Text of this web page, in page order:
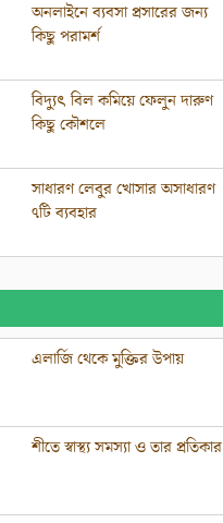
অনলাইনে ব্যবসা প্রসারের জন্য
কিছু পরামর্শ
বিদ্যুৎ বিল কমিয়ে ফেলুন দারুণ
কিছু কৌশলে
সাধারণ লেবুর খোসার অসাধারণ
৭টি ব্যবহার
এলার্জি থেকে মুক্তির উপায়
শীতে স্বাস্থ্য সমস্যা ও তার প্রতিকার